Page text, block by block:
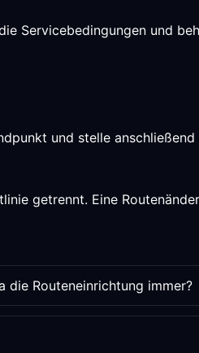
Servicebedingungen und
und stelle
getrennt. Eine
die Routeneinrichtung immer?